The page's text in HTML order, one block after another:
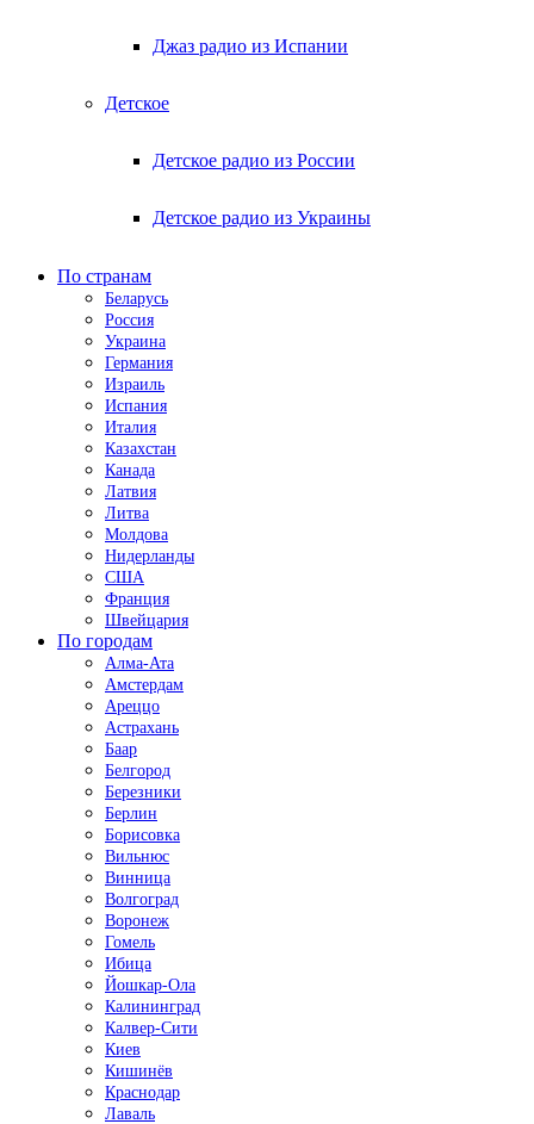
Джаз радио из Испании
Детское
Детское радио из России
Детское радио из Украины
По странам
Беларусь
Россия
Украина
Германия
Израиль
Испания
Италия
Казахстан
Канада
Латвия
Литва
Молдова
Нидерланды
США
Франция
Швейцария
По городам
Алма-Ата
Амстердам
Ареццо
Астрахань
Баар
Белгород
Березники
Берлин
Борисовка
Вильнюс
Винница
Волгоград
Воронеж
Гомель
Ибица
Йошкар-Ола
Калининград
Калвер-Сити
Киев
Кишинёв
Краснодар
Лаваль